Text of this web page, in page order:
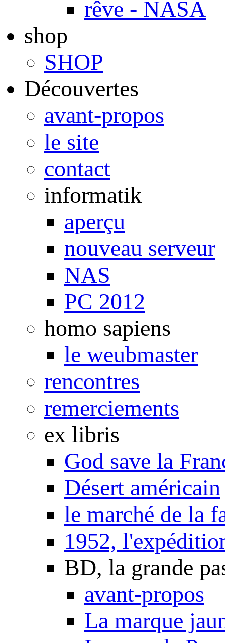
rêve - NASA
shop
SHOP
Découvertes
avant-propos
le site
contact
informatik
aperçu
nouveau serveur
NAS
PC 2012
homo sapiens
le weubmaster
rencontres
remerciements
ex libris
God save la
Désert américain
le marché de la
1952,
BD, la grande
avant-propos
La marque